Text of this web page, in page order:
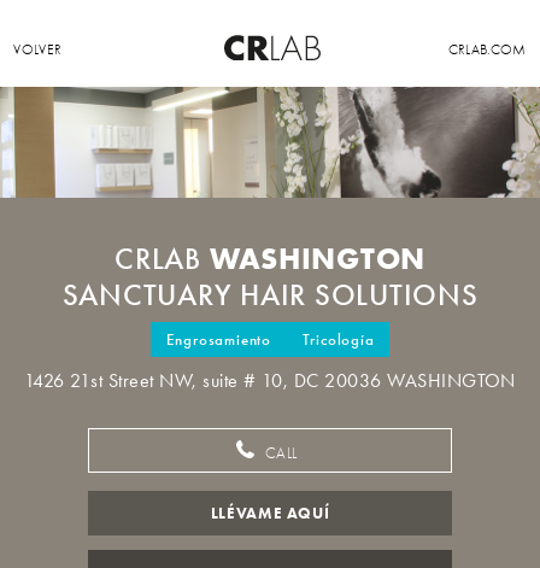
VOLVER CRLAB.COM
CRLAB WASHINGTON
SANCTUARY HAIR SOLUTIONS
Engrosamiento Tricología
1426 21st Street NW, suite # 10, DC 20036 WASHINGTON
CALL
LLÉVAME AQUÍ